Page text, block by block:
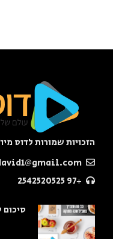
הזכויות שמורות לדוס מיוזיק
+97 2542520525